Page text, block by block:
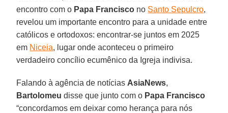
encontro com o Papa Francisco no Santo Sepulcro,
revelou um importante encontro para a unidade entre
católicos e ortodoxos: encontrar-se juntos em 2025
em Niceia, lugar onde aconteceu o primeiro
verdadeiro concílio ecumênico da Igreja indivisa.
Falando à agência de notícias AsiaNews,
Bartolomeu disse que junto com o Papa Francisco
“concordamos em deixar como herança para nós